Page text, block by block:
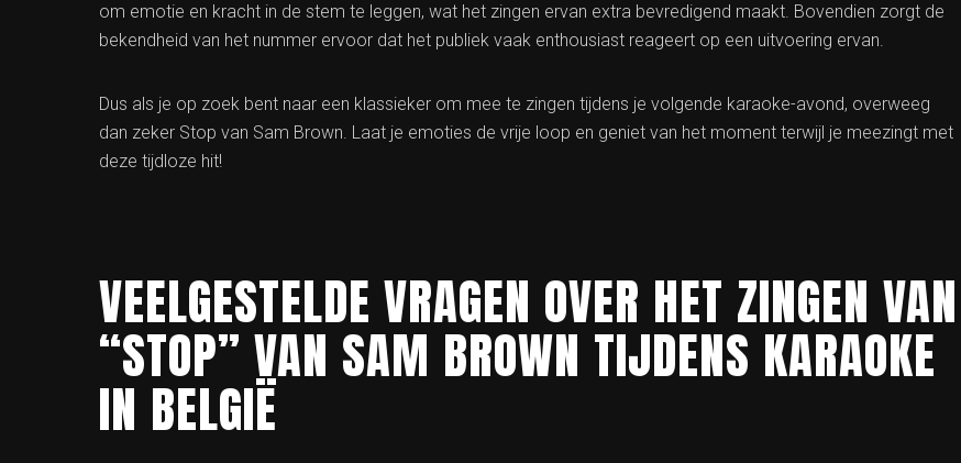
om emotie en kracht in de stem te leggen, wat het zingen ervan extra bevredigend maakt. Bovendien zorgt de
bekendheid van het nummer ervoor dat het publiek vaak enthousiast reageert op een uitvoering ervan.
Dus als je op zoek bent naar een klassieker om mee te zingen tijdens je volgende karaoke-avond, overweeg
dan zeker Stop van Sam Brown. Laat je emoties de vrije loop en geniet van het moment terwijl je meezingt met
deze tijdloze hit!
VEELGESTELDE VRAGEN OVER HET ZINGEN VAN
“STOP” VAN SAM BROWN TIJDENS KARAOKE
IN BELGIË